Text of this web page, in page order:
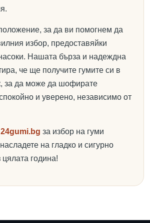
за да ви помогнем да
избор, предоставяйки
Нашата бърза и надеждна
че ще получите гумите си в
за да може да шофирате
и уверено, независимо от
24gumi.bg за избор на гуми
на гладко и сигурно
година!